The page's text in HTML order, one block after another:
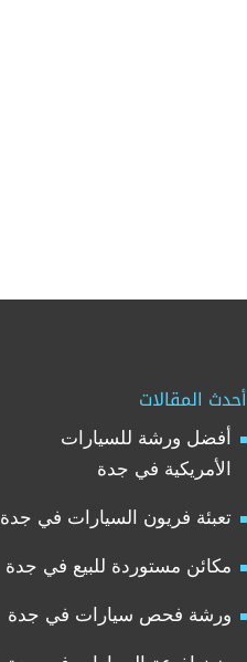
أحدث المقالات
أفضل ورشة للسيارات
الأمريكية في جدة
تعبئة فريون السيارات في جدة
مكائن مستوردة للبيع في جدة
ورشة فحص سيارات في جدة